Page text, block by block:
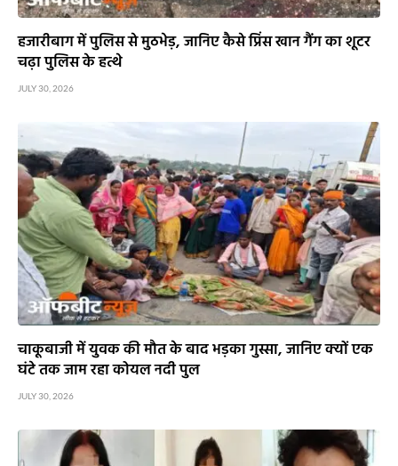
हजारीबाग में पुलिस से मुठभेड़, जानिए कैसे प्रिंस खान गैंग का शूटर
चढ़ा पुलिस के हत्थे
JULY 30, 2026
चाकूबाजी में युवक की मौत के बाद भड़का गुस्सा, जानिए क्यों एक
घंटे तक जाम रहा कोयल नदी पुल
JULY 30, 2026